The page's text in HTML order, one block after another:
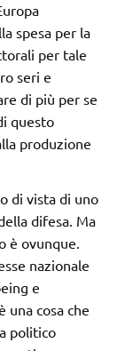
spesa per la
per tale
seri e
di più per se
questo
produzione
di vista di uno
difesa. Ma
è ovunque.
nazionale
e
una cosa che
politico